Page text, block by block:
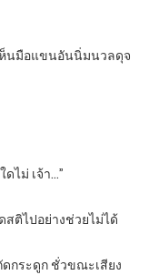
ห็นมือแขนอันนิ่มนวลดุจ
ไม่ เจ้า…”
สติไปอย่างช่วยไม่ได้
กระดูก ชั่วขณะเสียง